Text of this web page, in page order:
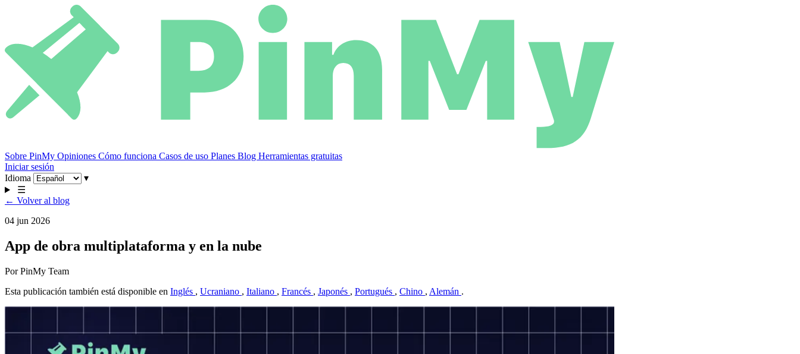
Sobre PinMy Opiniones Cómo funciona Casos de uso Planes Blog Herramientas gratuitas
Iniciar sesión
Idioma
▾
☰
← Volver al blog
04 jun 2026
App de obra multiplataforma y en la nube
Por PinMy Team
Esta publicación también está disponible en Inglés , Ucraniano , Italiano , Francés , Japonés , Portugués , Chino , Alemán .